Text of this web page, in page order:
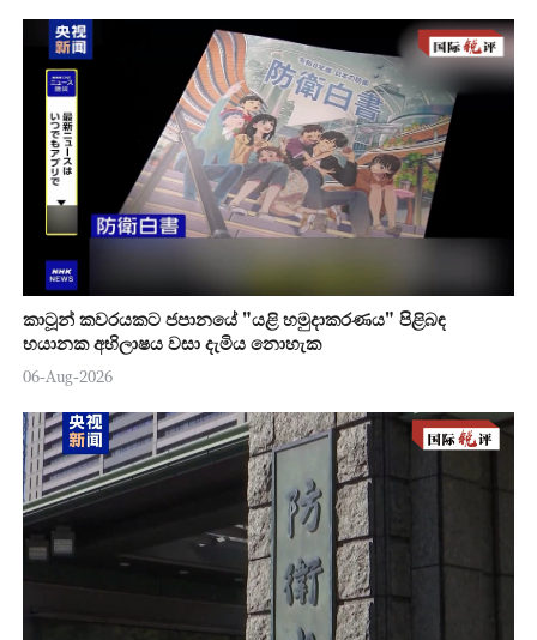
කාටූන් කවරයකට ජපානයේ "යළි හමුදාකරණය" පිළිබඳ
භයානක අභිලාෂය වසා දැමිය නොහැක
06-Aug-2026